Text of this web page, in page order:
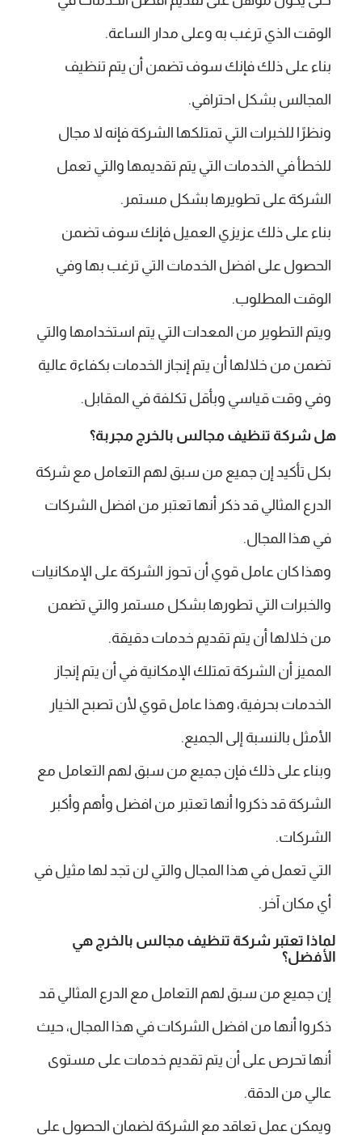
الوقت الذي ترغب به وعلى مدار الساعة.
بناء على ذلك فإنك سوف تضمن أن يتم تنظيف
المجالس بشكل احترافي.
ونظرًا للخبرات التي تمتلكها الشركة فإنه لا مجال
للخطأ في الخدمات التي يتم تقديمها والتي تعمل
الشركة على تطويرها بشكل مستمر.
بناء على ذلك عزيزي العميل فإنك سوف تضمن
الحصول على افضل الخدمات التي ترغب بها وفي
الوقت المطلوب.
ويتم التطوير من المعدات التي يتم استخدامها والتي
تضمن من خلالها أن يتم إنجاز الخدمات بكفاءة عالية
وفي وقت قياسي وبأقل تكلفة في المقابل.
هل شركة تنظيف مجالس بالخرج مجربة؟
بكل تأكيد إن جميع من سبق لهم التعامل مع شركة
الدرع المثالي قد ذكر أنها تعتبر من افضل الشركات
في هذا المجال.
وهذا كان عامل قوي أن تحوز الشركة على الإمكانيات
والخبرات التي تطورها بشكل مستمر والتي تضمن
من خلالها أن يتم تقديم خدمات دقيقة.
المميز أن الشركة تمتلك الإمكانية في أن يتم إنجاز
الخدمات بحرفية، وهذا عامل قوي لأن تصبح الخيار
الأمثل بالنسبة إلى الجميع.
وبناء على ذلك فإن جميع من سبق لهم التعامل مع
الشركة قد ذكروا أنها تعتبر من افضل وأهم وأكبر
الشركات.
التي تعمل في هذا المجال والتي لن تجد لها مثيل في
أي مكان آخر.
لماذا تعتبر شركة تنظيف مجالس بالخرج هي
الأفضل؟
إن جميع من سبق لهم التعامل مع الدرع المثالي قد
ذكروا أنها من افضل الشركات في هذا المجال، حيث
أنها تحرص على أن يتم تقديم خدمات على مستوى
عالي من الدقة.
ويمكن عمل تعاقد مع الشركة لضمان الحصول على